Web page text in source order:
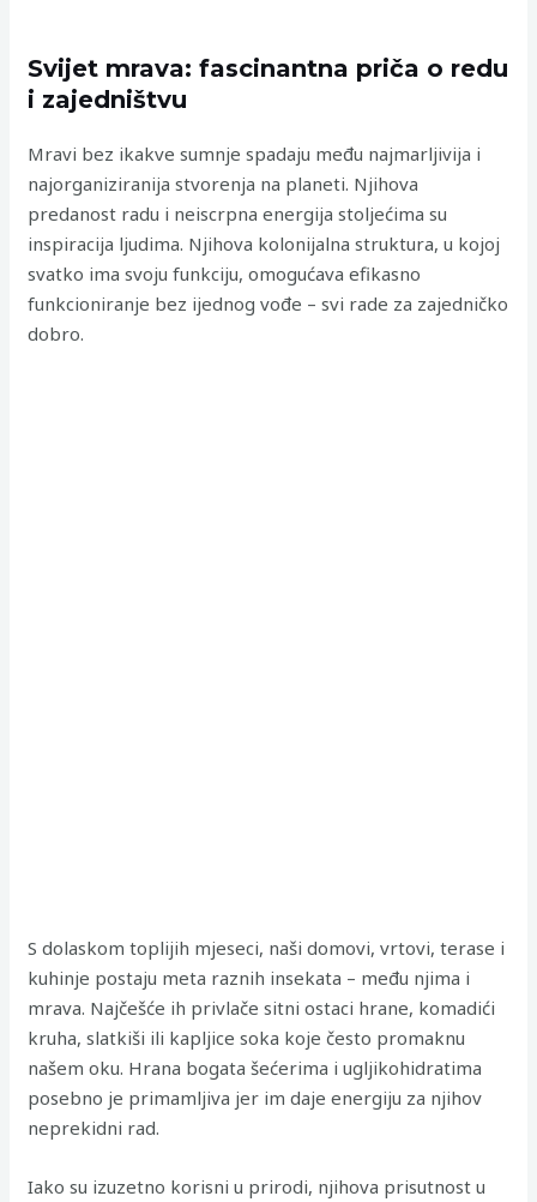
Svijet mrava: fascinantna priča o redu
i zajedništvu
Mravi bez ikakve sumnje spadaju među najmarljivija i
najorganiziranija stvorenja na planeti. Njihova
predanost radu i neiscrpna energija stoljećima su
inspiracija ljudima. Njihova kolonijalna struktura, u kojoj
svatko ima svoju funkciju, omogućava efikasno
funkcioniranje bez ijednog vođe – svi rade za zajedničko
dobro.
S dolaskom toplijih mjeseci, naši domovi, vrtovi, terase i
kuhinje postaju meta raznih insekata – među njima i
mrava. Najčešće ih privlače sitni ostaci hrane, komadići
kruha, slatkiši ili kapljice soka koje često promaknu
našem oku. Hrana bogata šećerima i ugljikohidratima
posebno je primamljiva jer im daje energiju za njihov
neprekidni rad.
Iako su izuzetno korisni u prirodi, njihova prisutnost u